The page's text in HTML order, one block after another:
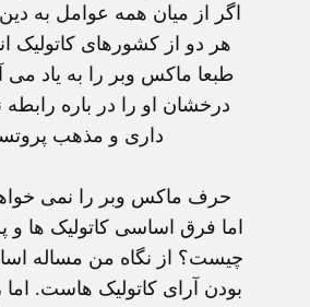
اگر از ميان همه عوامل به دين
هر دو از کشورهای کاتوليک
طبعا ماکس وبر را به ياد می
درخشان او را در باره
داری و مذهب
حرف ماکس وبر را نمی
اما فرق اساسی کاتوليک ها و
چيست؟ از نگاه من مساله
بودن آرای کاتوليک هاست.